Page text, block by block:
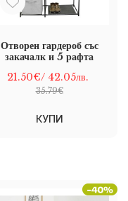
Отворен гардероб със
закачалк и 5 рафта
21.50€/ 42.05лв.
35.79€
КУПИ